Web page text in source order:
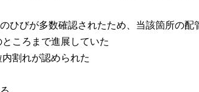
びが多数確認されたため、当該箇所の配
ころまで進展していた
割れが認められた